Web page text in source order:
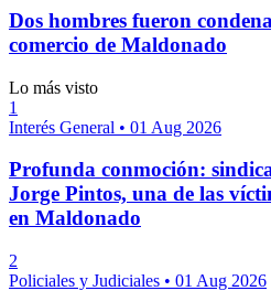
Dos hombres fueron
comercio de Maldonado
Lo más visto
1
Interés General • 01 Aug 2026
Profunda conmoción:
Jorge Pintos, una de las
en Maldonado
2
Policiales y Judiciales • 01 Aug 2026